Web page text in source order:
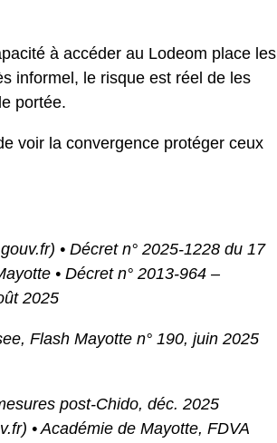
à accéder au Lodeom place les
informel, le risque est réel de les
portée.
voir la convergence protéger ceux
• Décret n° 2025-1228 du 17
• Décret n° 2013-964 –
2025
Flash Mayotte n° 190, juin 2025
post-Chido, déc. 2025
• Académie de Mayotte, FDVA